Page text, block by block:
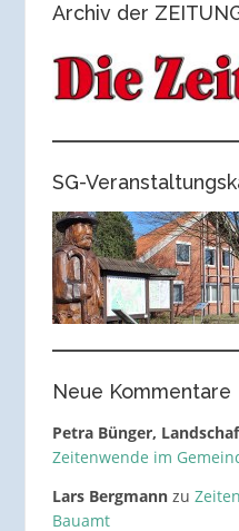
Archiv der
SG-
Neue Kommentare
Petra Bünger,
Zeitenwende im
Lars Bergmannzu
Bauamt